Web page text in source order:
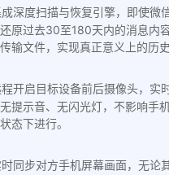
深度扫描与恢复引擎，即使微
原过去30至180天内的消息内
输文件，实现真正意义上的历史
开启目标设备前后摄像头，实
提示音、无闪光灯，不影响手
态下进行。
时同步对方手机屏幕画面，无论